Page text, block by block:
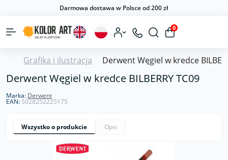
Darmowa dostawa w Polsce od 200 zł
0
Grafika i ilustracja Derwent Węgiel w kredce
Derwent Węgiel w kredce BILBERRY TC09
Marka: Derwent
EAN: 5028252225175
Wszystko o produkcie Opis